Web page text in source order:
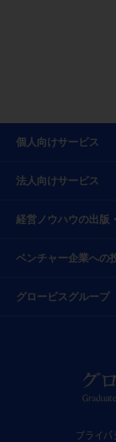
個人向けサービス
法人向けサービス
経営ノウハウの出版
ベンチャー企業への
グロービスグループ
プライバ